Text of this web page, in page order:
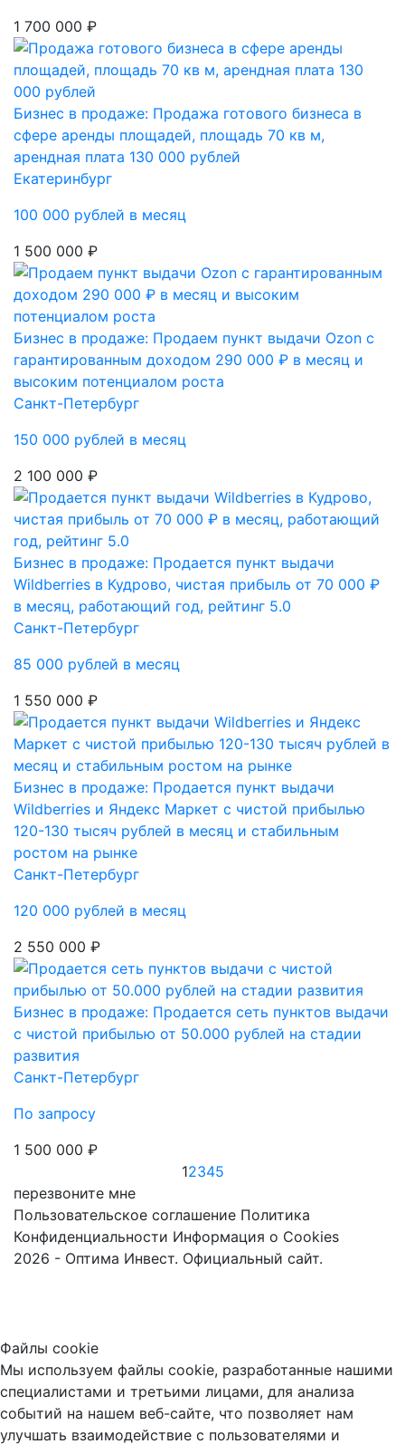
1 700 000 ₽
Бизнес в продаже: Продажа готового бизнеса в
сфере аренды площадей, площадь 70 кв м,
арендная плата 130 000 рублей
Екатеринбург
100 000 рублей в месяц
1 500 000 ₽
Бизнес в продаже: Продаем пункт выдачи Ozon с
гарантированным доходом 290 000 ₽ в месяц и
высоким потенциалом роста
Санкт-Петербург
150 000 рублей в месяц
2 100 000 ₽
Бизнес в продаже: Продается пункт выдачи
Wildberries в Кудрово, чистая прибыль от 70 000 ₽
в месяц, работающий год, рейтинг 5.0
Санкт-Петербург
85 000 рублей в месяц
1 550 000 ₽
Бизнес в продаже: Продается пункт выдачи
Wildberries и Яндекс Маркет с чистой прибылью
120-130 тысяч рублей в месяц и стабильным
ростом на рынке
Санкт-Петербург
120 000 рублей в месяц
2 550 000 ₽
Бизнес в продаже: Продается сеть пунктов выдачи
с чистой прибылью от 50.000 рублей на стадии
развития
Санкт-Петербург
По запросу
1 500 000 ₽
12345
перезвоните мне
Пользовательское соглашение Политика
Конфиденциальности Информация о Cookies
2026 - Оптима Инвест. Официальный сайт.
Файлы cookie
Мы используем файлы cookie, разработанные нашими
специалистами и третьими лицами, для анализа
событий на нашем веб-сайте, что позволяет нам
улучшать взаимодействие с пользователями и